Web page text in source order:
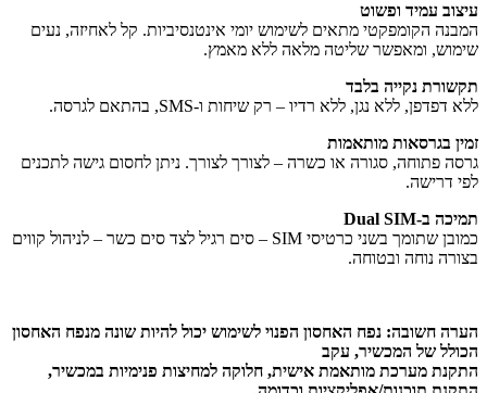
עיצוב עמיד ופשוט
המבנה הקומפקטי מתאים לשימוש יומי אינטנסיביות. קל לאחיזה, נעים
שימוש, ומאפשר שליטה מלאה ללא מאמץ.
תקשורת נקייה בלבד
ללא דפדפן, ללא נגן, ללא רדיו – רק שיחות ו-SMS, בהתאם לגרסה.
זמין בגרסאות מותאמות
גרסה פתוחה, סגורה או כשרה – לצורך לצורך. ניתן לחסום גישה לתכנים
לפי דרישה.
תמיכה ב-Dual SIM
כמובן שתומך בשני כרטיסי SIM – סים רגיל לצד סים כשר – לניהול קווים
בצורה נוחה ובטוחה.
הערה חשובה: נפח האחסון הפנוי לשימוש יכול להיות שונה מנפח האחסון
הכולל של המכשיר, עקב
התקנת מערכת מותאמת אישית, חלוקה למחיצות פנימיות במכשיר,